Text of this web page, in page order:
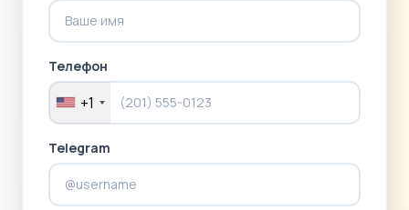
Телефон
+1
Telegram